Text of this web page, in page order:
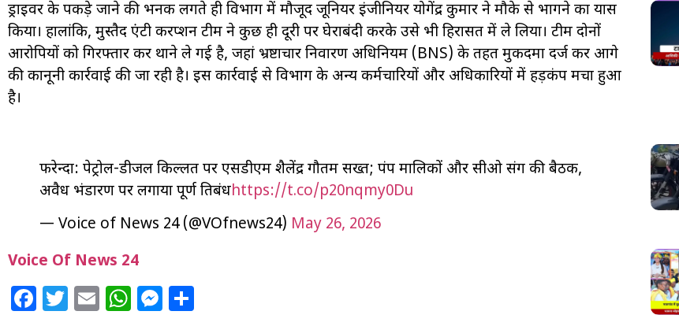
ड्राइवर के पकड़े जाने की भनक लगते ही विभाग में मौजूद जूनियर इंजीनियर योगेंद्र कुमार ने मौके से भागने का प्रयास
किया। हालांकि, मुस्तैद एंटी करप्शन टीम ने कुछ ही दूरी पर घेराबंदी करके उसे भी हिरासत में ले लिया। टीम दोनों
आरोपियों को गिरफ्तार कर थाने ले गई है, जहां भ्रष्टाचार निवारण अधिनियम (BNS) के तहत मुकदमा दर्ज कर आगे
की कानूनी कार्रवाई की जा रही है। इस कार्रवाई से विभाग के अन्य कर्मचारियों और अधिकारियों में हड़कंप मचा हुआ
है।
फरेन्दा: पेट्रोल-डीजल किल्लत पर एसडीएम शैलेंद्र गौतम सख्त; पंप मालिकों और सीओ संग की बैठक,
अवैध भंडारण पर लगाया पूर्ण प्रतिबंधhttps://t.co/p20nqmy0Du
— Voice of News 24 (@VOfnews24) May 26, 2026
Voice Of News 24
Facebook
Twitter
EmailWhatsApp
Messenger